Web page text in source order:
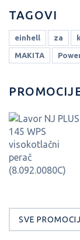
TAGOVI
einhell za
MAKITA
SVE